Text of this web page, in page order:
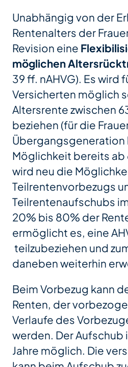
Unabhängig von der
Rentenalters der
Revision eine
möglichen
39 ff. nAHVG). Es wird
Versicherten möglich
Altersrente zwischen
beziehen (für die
Möglichkeit bereits ab
wird neu die
Teilrentenvorbezugs
Teilrentenaufschubs
20% bis 80% der
ermöglicht es, eine
teilzubeziehen und
daneben weiterhin
Beim Vorbezug kann
Renten, der
Verlaufe des
werden. Der Aufschub
Jahre möglich. Die